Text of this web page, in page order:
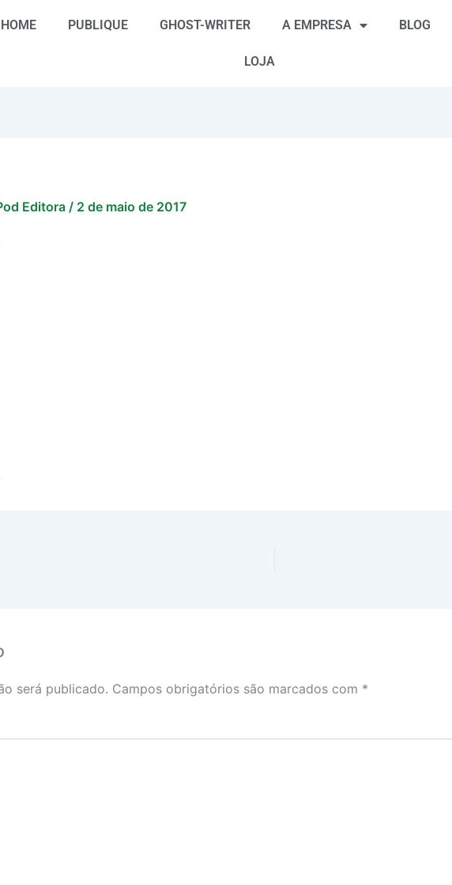
HOME PUBLIQUE GHOST-WRITER A EMPRESA BLOG
LOJA
Editora / 2 de maio de 2017
será publicado. Campos obrigatórios são marcados com *